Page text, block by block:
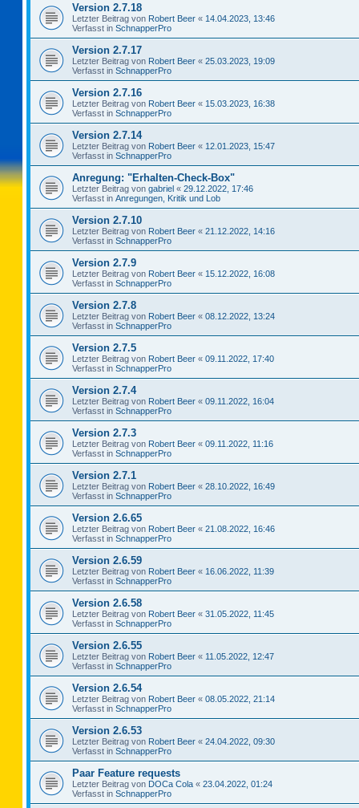
Version 2.7.18
Letzter Beitrag von Robert Beer « 14.04.2023, 13:46
Verfasst in SchnapperPro
Version 2.7.17
Letzter Beitrag von Robert Beer « 25.03.2023, 19:09
Verfasst in SchnapperPro
Version 2.7.16
Letzter Beitrag von Robert Beer « 15.03.2023, 16:38
Verfasst in SchnapperPro
Version 2.7.14
Letzter Beitrag von Robert Beer « 12.01.2023, 15:47
Verfasst in SchnapperPro
Anregung: "Erhalten-Check-Box"
Letzter Beitrag von gabriel « 29.12.2022, 17:46
Verfasst in Anregungen, Kritik und Lob
Version 2.7.10
Letzter Beitrag von Robert Beer « 21.12.2022, 14:16
Verfasst in SchnapperPro
Version 2.7.9
Letzter Beitrag von Robert Beer « 15.12.2022, 16:08
Verfasst in SchnapperPro
Version 2.7.8
Letzter Beitrag von Robert Beer « 08.12.2022, 13:24
Verfasst in SchnapperPro
Version 2.7.5
Letzter Beitrag von Robert Beer « 09.11.2022, 17:40
Verfasst in SchnapperPro
Version 2.7.4
Letzter Beitrag von Robert Beer « 09.11.2022, 16:04
Verfasst in SchnapperPro
Version 2.7.3
Letzter Beitrag von Robert Beer « 09.11.2022, 11:16
Verfasst in SchnapperPro
Version 2.7.1
Letzter Beitrag von Robert Beer « 28.10.2022, 16:49
Verfasst in SchnapperPro
Version 2.6.65
Letzter Beitrag von Robert Beer « 21.08.2022, 16:46
Verfasst in SchnapperPro
Version 2.6.59
Letzter Beitrag von Robert Beer « 16.06.2022, 11:39
Verfasst in SchnapperPro
Version 2.6.58
Letzter Beitrag von Robert Beer « 31.05.2022, 11:45
Verfasst in SchnapperPro
Version 2.6.55
Letzter Beitrag von Robert Beer « 11.05.2022, 12:47
Verfasst in SchnapperPro
Version 2.6.54
Letzter Beitrag von Robert Beer « 08.05.2022, 21:14
Verfasst in SchnapperPro
Version 2.6.53
Letzter Beitrag von Robert Beer « 24.04.2022, 09:30
Verfasst in SchnapperPro
Paar Feature requests
Letzter Beitrag von DOCa Cola « 23.04.2022, 01:24
Verfasst in SchnapperPro